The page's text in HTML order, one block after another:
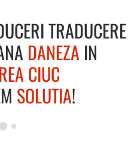
TRADUCERE
DANEZA IN
CIUC
SOLUTIA!